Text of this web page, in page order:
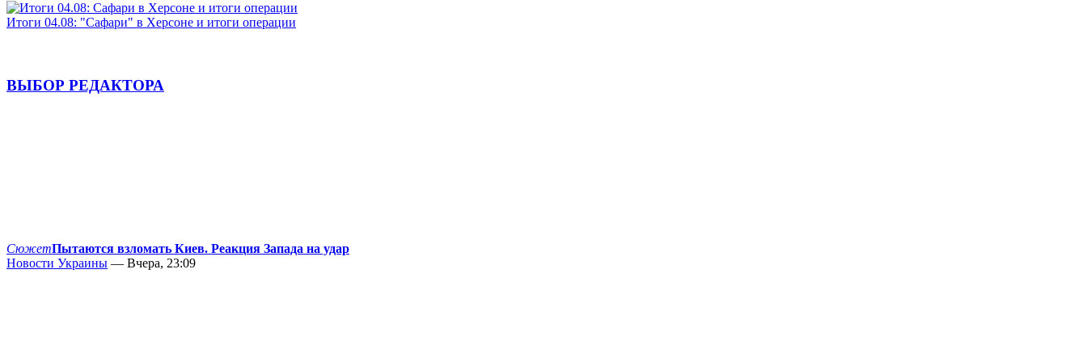
Итоги 04.08: "Сафари" в Херсоне и итоги операции
ВЫБОР РЕДАКТОРА
СюжетПытаются взломать Киев. Реакция Запада на удар
Новости Украины — Вчера, 23:09